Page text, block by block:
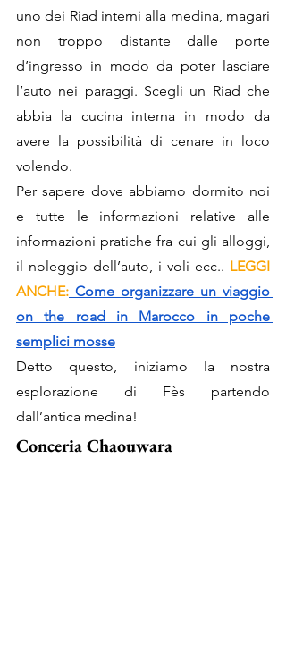
uno dei Riad interni alla medina, magari
non troppo distante dalle porte
d’ingresso in modo da poter lasciare
l’auto nei paraggi. Scegli un Riad che
abbia la cucina interna in modo da
avere la possibilità di cenare in loco
volendo.
Per sapere dove abbiamo dormito noi
e tutte le informazioni relative alle
informazioni pratiche fra cui gli alloggi,
il noleggio dell’auto, i voli ecc.. LEGGI
ANCHE: Come organizzare un viaggio
on the road in Marocco in poche
semplici mosse
Detto questo, iniziamo la nostra
esplorazione di Fès partendo
dall’antica medina!
Conceria Chaouwara